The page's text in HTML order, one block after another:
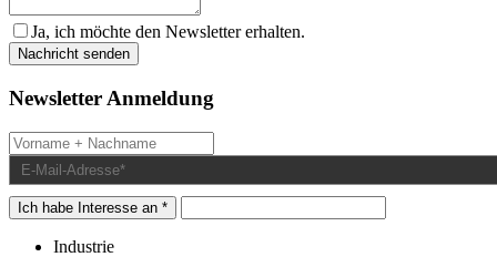
Ja, ich möchte den Newsletter erhalten.
Newsletter Anmeldung
Ich habe Interesse an *
Industrie